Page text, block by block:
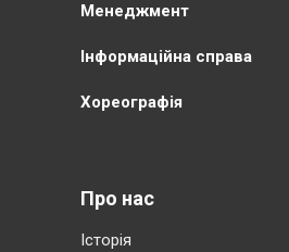
Менеджмент
Інформаційна справа
Хореографія
Про нас
Історія